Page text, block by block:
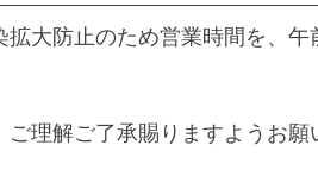
大防止のため営業時間を、午
理解ご了承賜りますようお願